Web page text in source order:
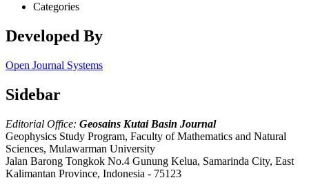
Categories
Developed By
Open Journal Systems
Sidebar
Editorial Office: Geosains Kutai Basin Journal
Geophysics Study Program, Faculty of Mathematics and Natural
Sciences, Mulawarman University
Jalan Barong Tongkok No.4 Gunung Kelua, Samarinda City, East
Kalimantan Province, Indonesia - 75123